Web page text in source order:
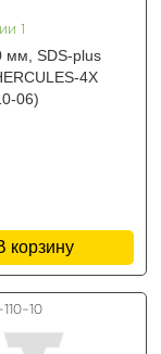
1
мм, SDS-plus
4Х
06)
корзину
10